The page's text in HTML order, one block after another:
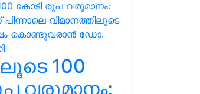
100
വരുമാനം: